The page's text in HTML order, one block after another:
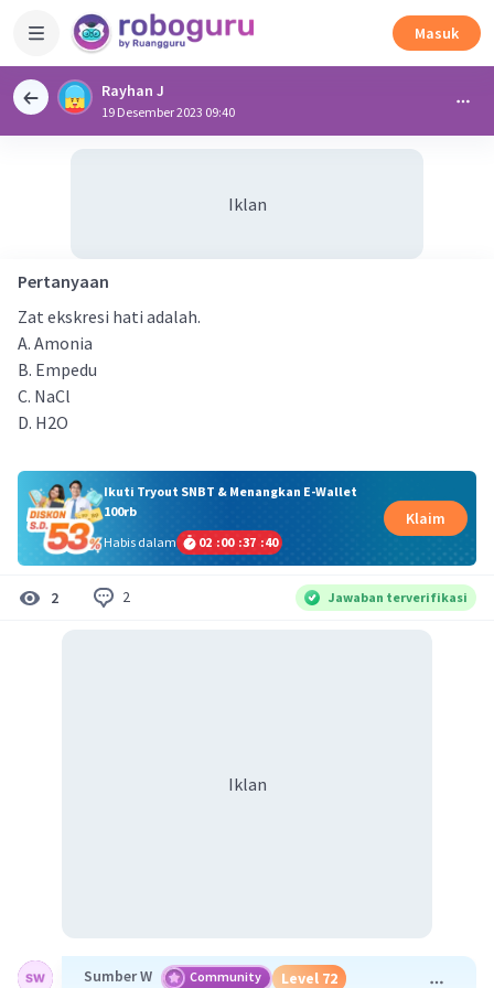
Masuk
Rayhan J
19 Desember 2023 09:40
Iklan
Pertanyaan
Zat ekskresi hati adalah.
A. Amonia
B. Empedu
C. NaCl
D. H2O
Ikuti Tryout SNBT & Menangkan E-Wallet
100rb
Habis dalam
02 :00 :37 :40
Klaim
2 2 Jawaban terverifikasi
Iklan
Sumber W Community Level 72